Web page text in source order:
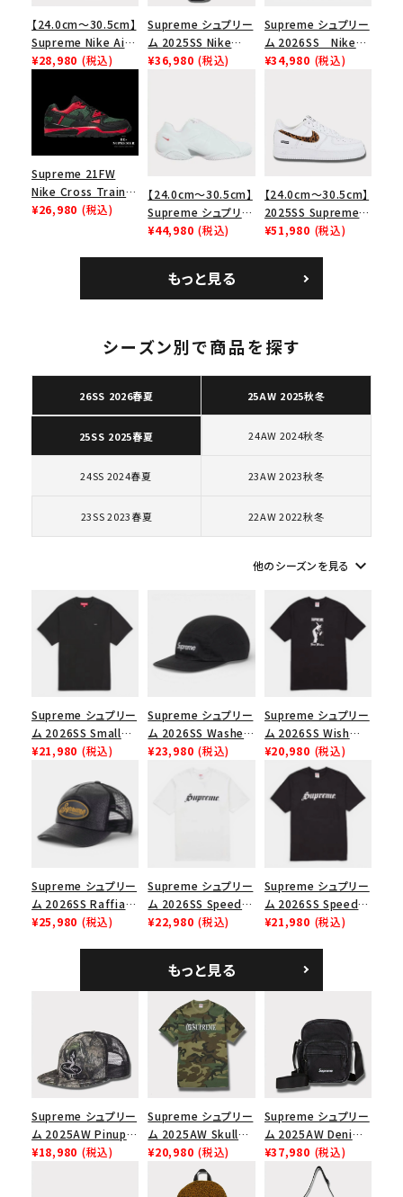
人気ワード
ショルダー・ウエストバッグ
ボックスロゴ ブラックスウェット
カテゴリーから探す
コラボレーションブランドから探す
並び順
価格から探す
円 ～
円
在庫のない商品を表示する
絞り込んで検索する
【24.0cm～30.5cm】
Supreme Nike Air
Force 1 Low シュプ
ース１スニーカー シ
ューズ ホワイト
¥28,980 (税込)
Supreme シュプリー
ム 2025SS Nike
Leather Shoulder
¥36,980 (税込)
Supreme シュプリー
ム 2026SS Nike
SB Air Max 2 CB 94
ロー SP ホワイト
¥34,980 (税込)
Supreme 21FW
Nike Cross Trainer
Low ナイキクロスト
¥26,980 (税込)
【24.0cm～30.5cm】
Supreme シュプリー
ム 2023AW Nike
カー ホワイト 白
¥44,980 (税込)
【24.0cm～30.5cm】
2025SS Supreme
GOODENOUGH
ムグッドイナフ ナイキ
エアフォース１スニー
ト
¥51,980 (税込)
もっと見る
シーズン別で商品を探す
26SS 2026春夏 25AW 2025秋冬
25SS 2025春夏 24AW 2024秋冬
24SS 2024春夏 23AW 2023秋冬
23SS 2023春夏 22AW 2022秋冬
他のシーズンを見る keyboard_arrow_down
Supreme シュプリー
ム 2026SS Small
Box Tee スモールボ
¥21,980 (税込)
Supreme シュプリー
ム 2026SS Washed
Chino Twill Camp
ップ ブラック
¥23,980 (税込)
Supreme シュプリー
ム 2026SS Wish
Tee ウィッシュTシ
ャツ ブラック
¥20,980 (税込)
Supreme シュプリー
ム 2026SS Raffia
Mesh Back 5-Panel
¥25,980 (税込)
Supreme シュプリー
ム 2026SS Speed
Tee スピードTシャツ
¥22,980 (税込)
Supreme シュプリー
ム 2026SS Speed
Tee スピードTシャツ
¥21,980 (税込)
もっと見る
Supreme シュプリー
ム 2025AW Pinup
Mesh Back 5-Panel
¥18,980 (税込)
Supreme シュプリー
ム 2025AW Skull
Tee スカル Tシャ
ツ ウッドランドカモ
¥20,980 (税込)
Supreme シュプリー
ム 2025AW Denim
Shoulder Bag デニ
ム ショルダーバッグ
¥37,980 (税込)